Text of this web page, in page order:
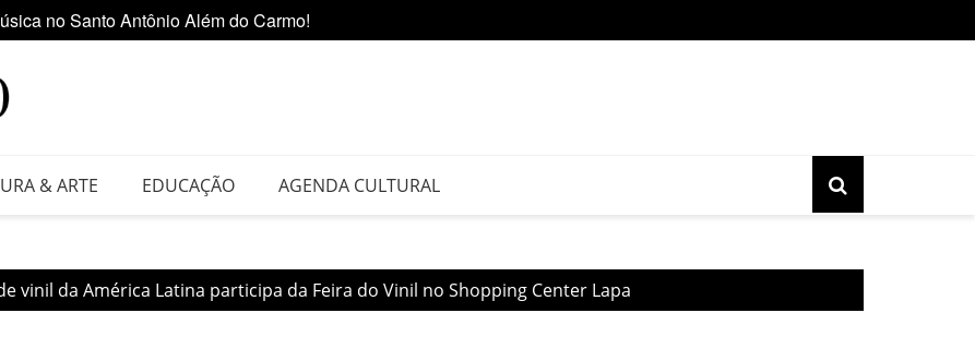
do Vinil no Shopping Center Lapa
& ARTE EDUCAÇÃO AGENDA CULTURAL
vinil da América Latina participa da Feira do Vinil no Shopping Center Lapa